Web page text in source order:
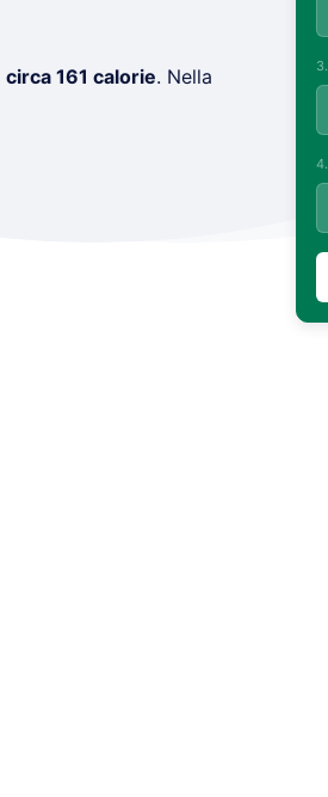
circa 161 calorie. Nella